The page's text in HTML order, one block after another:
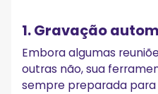
1. Gravação
Embora algumas
outras não, sua
sempre preparada para